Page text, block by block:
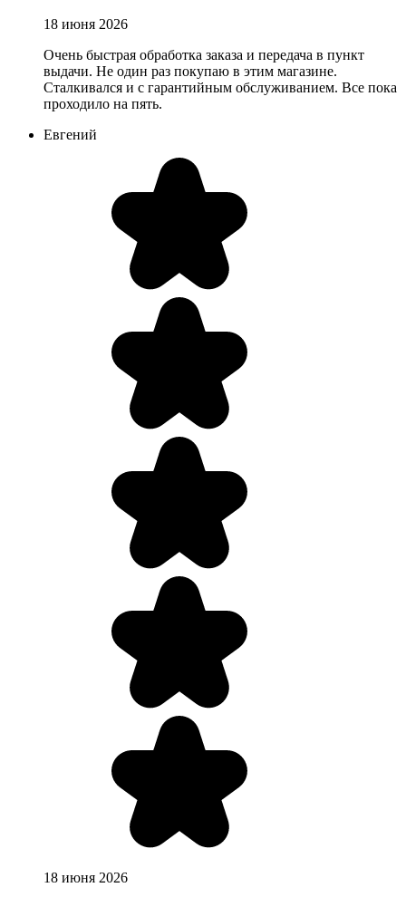
18 июня 2026
Очень быстрая обработка заказа и передача в пункт
выдачи. Не один раз покупаю в этим магазине.
Сталкивался и с гарантийным обслуживанием. Все пока
проходило на пять.
Евгений
18 июня 2026